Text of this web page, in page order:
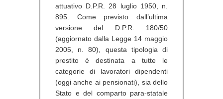
attuativo D.P.R. 28 luglio 1950, n.
895. Come previsto dall’ultima
versione del D.P.R. 180/50
(aggiornato dalla Legge 14 maggio
2005, n. 80), questa tipologia di
prestito è destinata a tutte le
categorie di lavoratori dipendenti
(oggi anche ai pensionati), sia dello
Stato e del comparto para-statale